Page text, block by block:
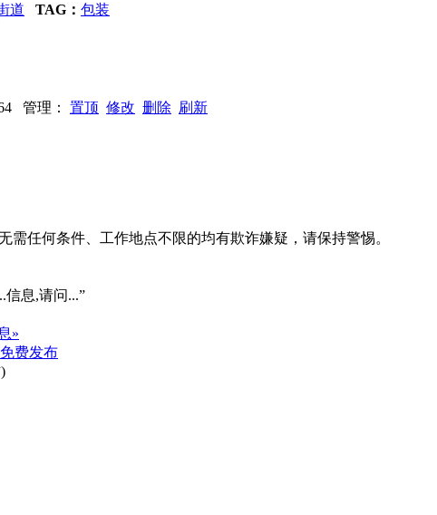
道 TAG： 包装
管理： 置顶 修改 删除 刷新
需任何条件、工作地点不限的均有欺诈嫌疑，请保持警惕。
息,请问...”
»
费发布